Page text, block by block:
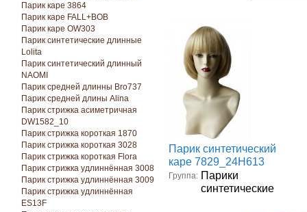
Парик каре 3864
Парик каре FALL+BOB
Парик каре OW303
Парик синтетические длинные
Lolita
Парик синтетический длинный
NAOMI
Парик средней длинны Bro737
Парик средней длины Alina
Парик стрижка асиметричная
DW1582_10
Парик стрижка короткая 1870
Парик стрижка короткая 3028
Парик стрижка короткая Florа
Парик стрижка удлиннённая 3008
Парик стрижка удлиннённая 3009
Парик стрижка удлиннённая
ES13F
Парик синтетический
каре 7829_24Н613
Группа: Парики
синтетические